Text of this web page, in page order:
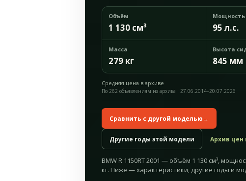
Объём
1 130 см³
Мощность
95 л.с.
Масса
279 кг
Высота
845 мм
Средняя цена в архиве
По 262 объявлениям из архива · 27.06.2014–20.07.2026
Сравнить с другой моделью→
Другие годы этой модели Архив цен
BMW R 1150RT 2001 — объём 1 130 см³,
кг. Ниже — характеристики, другие годы и